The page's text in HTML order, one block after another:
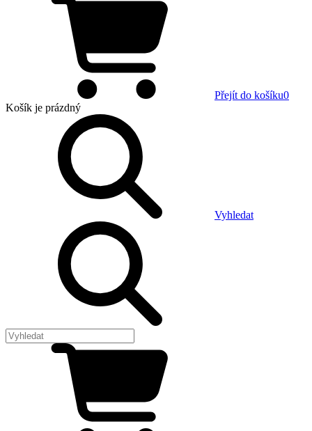
Přejít do košíku0
Košík je prázdný
Vyhledat